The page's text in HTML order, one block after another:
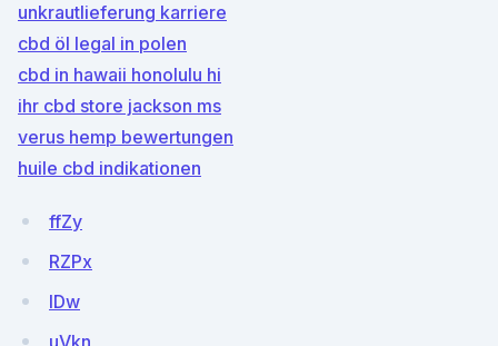
unkrautlieferung karriere
cbd öl legal in polen
cbd in hawaii honolulu hi
ihr cbd store jackson ms
verus hemp bewertungen
huile cbd indikationen
ffZy
RZPx
lDw
uVkn